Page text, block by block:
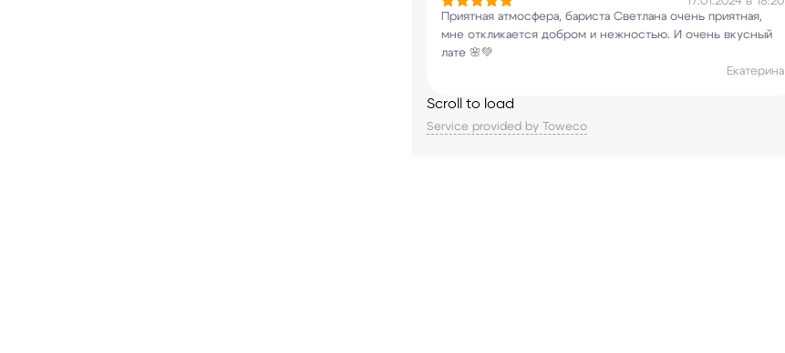
Приятная атмосфера, бариста Светлана очень приятная,
мне откликается добром и нежностью. И очень вкусный
лате 🌸💚
Екатерина
Scroll to load
Service provided by Toweco